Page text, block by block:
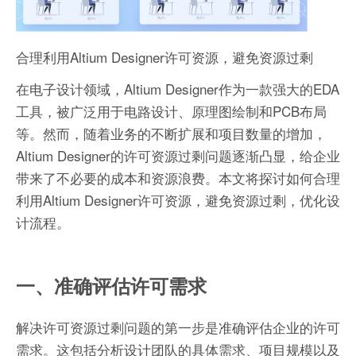
合理利用Altium Designer许可资源，避免资源过剩
在电子设计领域，Altium Designer作为一款强大的EDA
工具，被广泛用于电路设计、原理图绘制和PCB布局
等。然而，随着业务的不断扩展和项目数量的增加，
Altium Designer的许可资源过剩问题逐渐凸显，给企业
带来了不必要的成本和资源浪费。本文将探讨如何合理
利用Altium Designer许可资源，避免资源过剩，优化设
计流程。
一、准确评估许可需求
解决许可资源过剩问题的第一步是准确评估企业的许可
需求。这包括分析设计团队的具体需求、项目规模以及